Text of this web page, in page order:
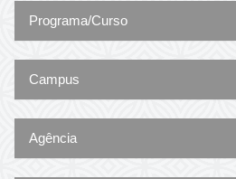
Programa/Curso
Campus
Agência